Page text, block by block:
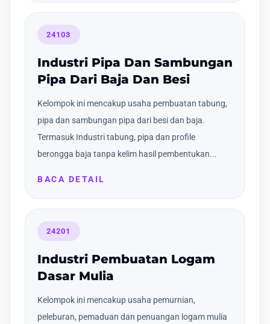
24103
Industri Pipa Dan Sambungan
Pipa Dari Baja Dan Besi
Kelompok ini mencakup usaha pembuatan tabung,
pipa dan sambungan pipa dari besi dan baja.
Termasuk Industri tabung, pipa dan profile
berongga baja tanpa kelim hasil pembentukan...
BACA DETAIL
24201
Industri Pembuatan Logam
Dasar Mulia
Kelompok ini mencakup usaha pemurnian,
peleburan, pemaduan dan penuangan logam mulia